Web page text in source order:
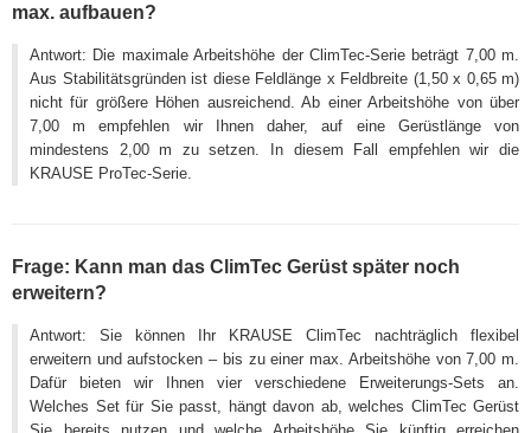
max. aufbauen?
Antwort: Die maximale Arbeitshöhe der ClimTec-Serie beträgt 7,00 m.
Aus Stabilitätsgründen ist diese Feldlänge x Feldbreite (1,50 x 0,65 m)
nicht für größere Höhen ausreichend. Ab einer Arbeitshöhe von über
7,00 m empfehlen wir Ihnen daher, auf eine Gerüstlänge von
mindestens 2,00 m zu setzen. In diesem Fall empfehlen wir die
KRAUSE ProTec-Serie.
Frage: Kann man das ClimTec Gerüst später noch
erweitern?
Antwort: Sie können Ihr KRAUSE ClimTec nachträglich flexibel
erweitern und aufstocken – bis zu einer max. Arbeitshöhe von 7,00 m.
Dafür bieten wir Ihnen vier verschiedene Erweiterungs-Sets an.
Welches Set für Sie passt, hängt davon ab, welches ClimTec Gerüst